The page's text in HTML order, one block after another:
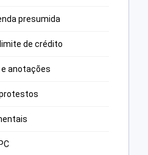
presumida
de crédito
e anotações